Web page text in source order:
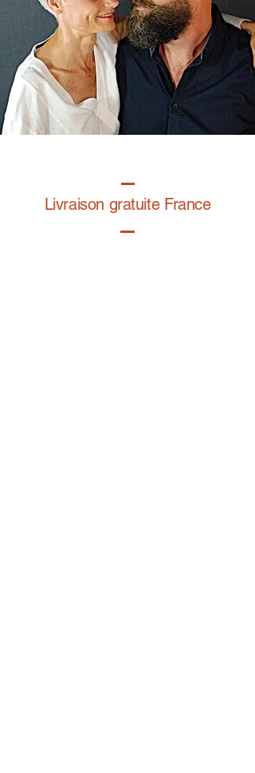
Livraison gratuite France